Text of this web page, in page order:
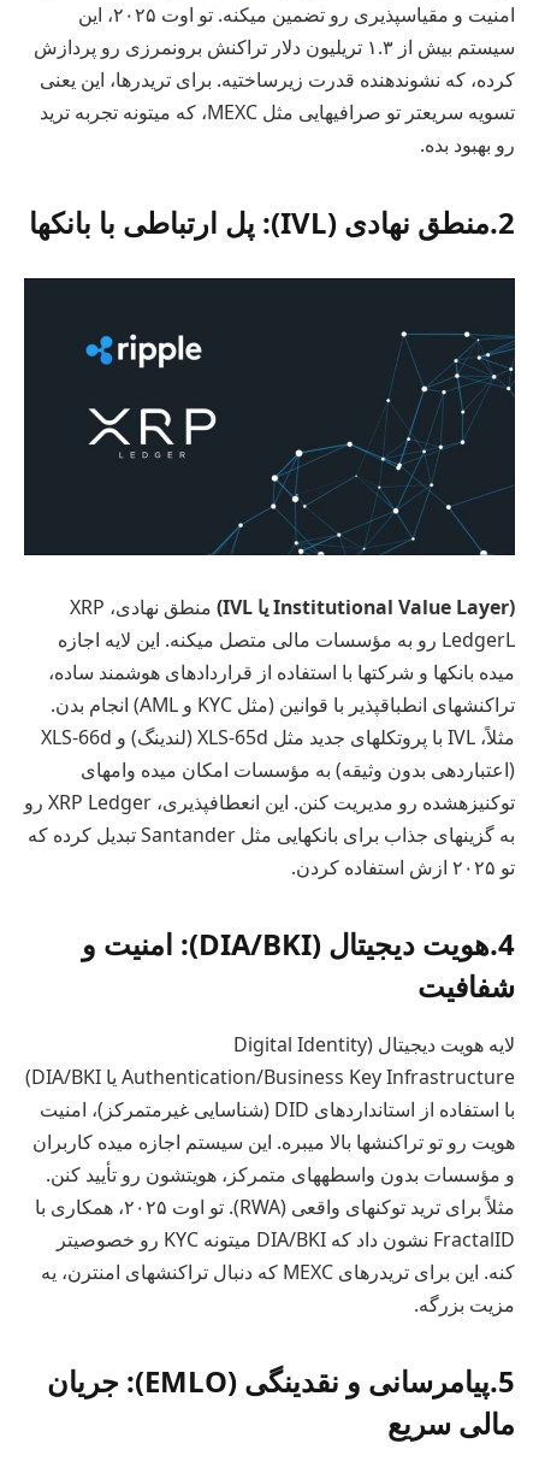
امنیت و مقیاسپذیری رو تضمین میکنه. تو اوت ۲۰۲۵، این
سیستم بیش از ۱.۳ تریلیون دلار تراکنش برونمرزی رو پردازش
کرده، که نشوندهنده قدرت زیرساختیه. برای تریدرها، این یعنی
تسویه سریعتر تو صرافیهایی مثل MEXC، که میتونه تجربه ترید
رو بهبود بده.
2.منطق نهادی (IVL): پل ارتباطی با بانکها
(Institutional Value Layer یا IVL)
منطق نهادی، XRP
LedgerL رو به مؤسسات مالی متصل میکنه. این لایه اجازه
میده بانکها و شرکتها با استفاده از قراردادهای هوشمند ساده،
تراکنشهای انطباقپذیر با قوانین (مثل KYC و AML) انجام بدن.
مثلاً، IVL با پروتکلهای جدید مثل XLS-65d (لندینگ) و XLS-66d
(اعتباردهی بدون وثیقه) به مؤسسات امکان میده وامهای
توکنیزهشده رو مدیریت کنن. این انعطافپذیری، XRP Ledger رو
به گزینهای جذاب برای بانکهایی مثل Santander تبدیل کرده که
تو ۲۰۲۵ ازش استفاده کردن.
4.هویت دیجیتال (DIA/BKI): امنیت و
شفافیت
لایه هویت دیجیتال (Digital Identity
Authentication/Business Key Infrastructure یا DIA/BKI)
با استفاده از استانداردهای DID (شناسایی غیرمتمرکز)، امنیت
هویت رو تو تراکنشها بالا میبره. این سیستم اجازه میده کاربران
و مؤسسات بدون واسطههای متمرکز، هویتشون رو تأیید کنن.
مثلاً برای ترید توکنهای واقعی (RWA). تو اوت ۲۰۲۵، همکاری با
FractalID نشون داد که DIA/BKI میتونه KYC رو خصوصیتر
کنه. این برای تریدرهای MEXC که دنبال تراکنشهای امنترن، یه
مزیت بزرگه.
5.پیامرسانی و نقدینگی (EMLO): جریان
مالی سریع